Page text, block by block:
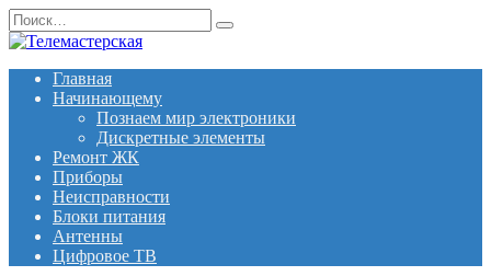
Перейти
к
Search
for:
Главная
Начинающему
Познаем мир электроники
Дискретные элементы
Ремонт ЖК
Приборы
Неисправности
Блоки питания
Антенны
Цифровое ТВ